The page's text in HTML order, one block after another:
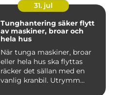
31. jul
Tunghantering säker flytt
av maskiner, broar och
hela hus
När tunga maskiner, broar
eller hela hus ska flyttas
räcker det sällan med en
vanlig kranbil. Utrymm...